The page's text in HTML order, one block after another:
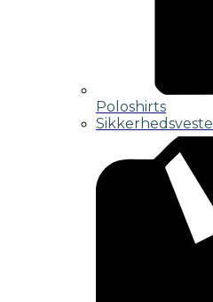
Poloshirts
Sikkerhedsveste